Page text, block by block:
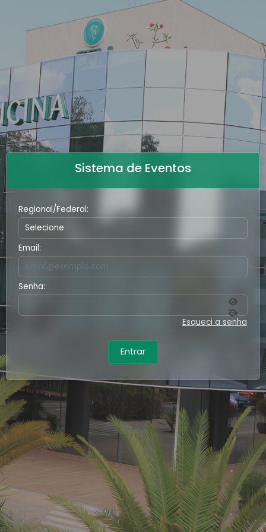
Sistema de Eventos
Regional/Federal:
Email:
Senha:
Esqueci a senha
Entrar